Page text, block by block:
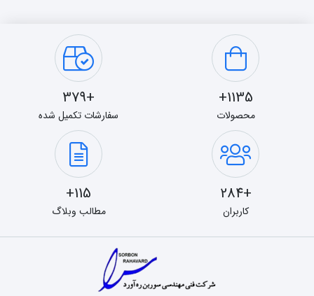
1135+
محصولات
+379
سفارشات تکمیل شده
+284
کاربران
115+
مطالب وبلاگ